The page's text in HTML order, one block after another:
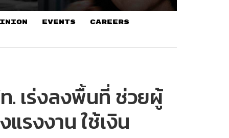
EVENTS CAREERS
เร่งลงพื้นที่ ช่วยผู้
รงงาน ใช้เงิน